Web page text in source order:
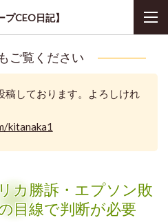
プCEO日記】
ご覧ください
稿しております。よろしけれ
kitanaka1
カ勝訴・エプソン敗
目線で判断が必要